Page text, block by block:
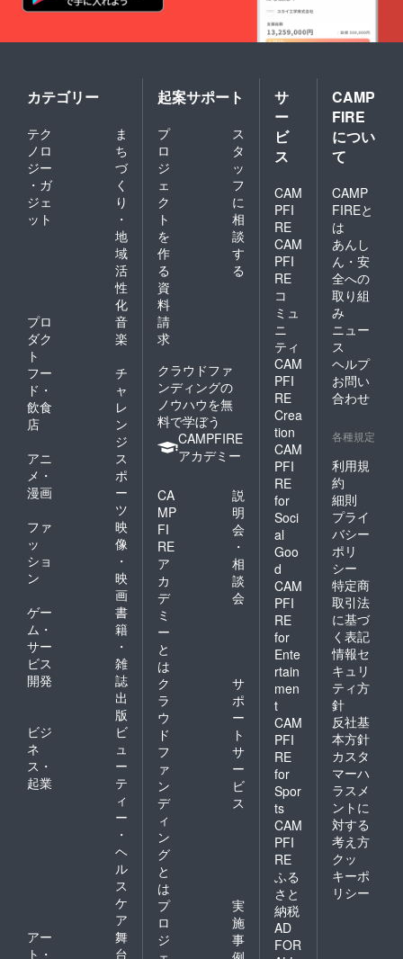
カテゴリー
テク
ノロ
ジー
・ガ
ジェ
ット
ま
ち
づ
く
り
・
地
域
活
性
化
プロ
ダク
ト
音
楽
フー
ド・
飲食
店
チ
ャ
レ
ン
ジ
アニ
メ・
漫画
ス
ポ
ー
ツ
ファ
ッ
ショ
ン
映
像
・
映
画
ゲー
ム・
サー
ビス
開発
書
籍
・
雑
誌
出
版
ビジ
ネ
ス・
起業
ビ
ュ
ー
テ
ィ
ー
・
ヘ
ル
ス
ケ
ア
アー
ト・
舞
台
起案サポート
プ
ロ
ジ
ェ
ク
ト
を
作
る
ス
タ
ッ
フ
に
相
談
す
る
資
料
請
求
クラウドファ
ンディングの
ノウハウを無
料で学ぼう
CAMPFIRE
アカデミー
CA
MP
FI
RE
ア
カ
デ
ミ
ー
と
は
説
明
会
・
相
談
会
ク
ラ
ウ
ド
フ
ァ
ン
デ
ィ
ン
グ
と
は
サ
ポ
ー
ト
サ
ー
ビ
ス
プ
ロ
ジ
実
施
事
サ
ー
ビ
ス
CAM
PFI
RE
CAM
PFI
RE
コ
ミュ
ニ
ティ
CAM
PFI
RE
Crea
tion
CAM
PFI
RE
for
Soci
al
Goo
d
CAM
PFI
RE
for
Ente
rtain
men
t
CAM
PFI
RE
for
Spor
ts
CAM
PFI
RE
ふる
さと
納税
AD
FOR
CAMP
FIRE
につい
て
CAMP
FIREと
は
あんし
ん・安
全への
取り組
み
ニュー
ス
ヘルプ
お問い
合わせ
各種規定
利用規
約
細則
プライ
バシー
ポリ
シー
特定商
取引法
に基づ
く表記
情報セ
キュリ
ティ方
針
反社基
本方針
カスタ
マーハ
ラスメ
ントに
対する
考え方
クッ
キーポ
リシー